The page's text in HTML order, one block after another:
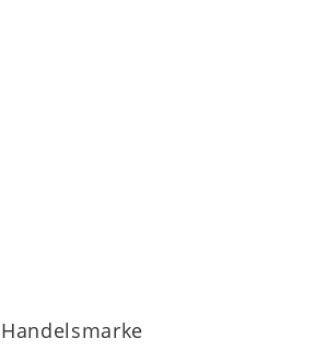
Handelsmarke